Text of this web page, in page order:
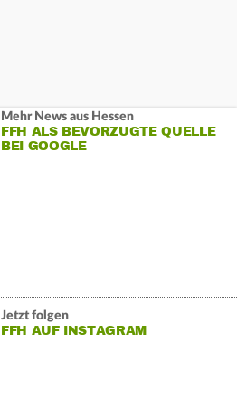
Mehr News aus Hessen
FFH ALS BEVORZUGTE QUELLE
BEI GOOGLE
Jetzt folgen
FFH AUF INSTAGRAM